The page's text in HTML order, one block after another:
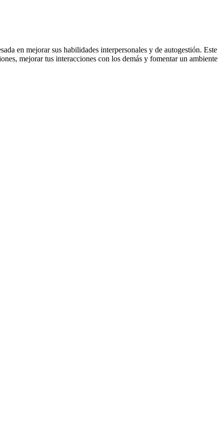
en mejorar sus habilidades interpersonales y de autogestión. Este
mejorar tus interacciones con los demás y fomentar un ambiente